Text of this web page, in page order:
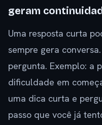
geram
Uma resposta curta
sempre gera
pergunta. Exemplo: a
dificuldade em
uma dica curta e
passo que você já